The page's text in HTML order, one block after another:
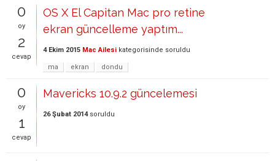
0
oy
2
cevap
OS X El Capitan Mac pro retine
ekran güncelleme yaptım...
4 Ekim 2015 Mac Ailesi kategorisinde soruldu
ma ekran dondu
0
oy
1
cevap
Mavericks 10.9.2 güncelemesi
26 Şubat 2014 soruldu